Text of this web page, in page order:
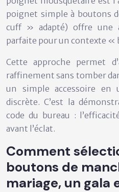
poignet simple à boutons
cuff » adapté) offre une
parfaite pour un contexte «
Cette approche permet
raffinement sans tomber
un simple accessoire en
discrète. C’est la
code du bureau :
avant l’éclat.
Comment
boutons de
mariage, un gala